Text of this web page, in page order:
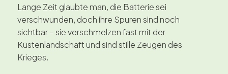
Lange Zeit glaubte man, die Batterie sei
verschwunden, doch ihre Spuren sind noch
sichtbar – sie verschmelzen fast mit der
Küstenlandschaft und sind stille Zeugen des
Krieges.